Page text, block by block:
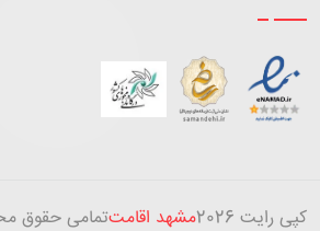
کپی رایت 2026مشهد اقامتتمامی حقوق